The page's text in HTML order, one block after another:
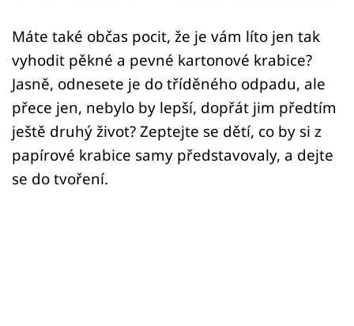
Máte také občas pocit, že je vám líto jen tak
vyhodit pěkné a pevné kartonové krabice?
Jasně, odnesete je do tříděného odpadu, ale
přece jen, nebylo by lepší, dopřát jim předtím
ještě druhý život? Zeptejte se dětí, co by si z
papírové krabice samy představovaly, a dejte
se do tvoření.